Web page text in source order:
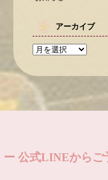
アーカイブ
ー 公式LINEからご